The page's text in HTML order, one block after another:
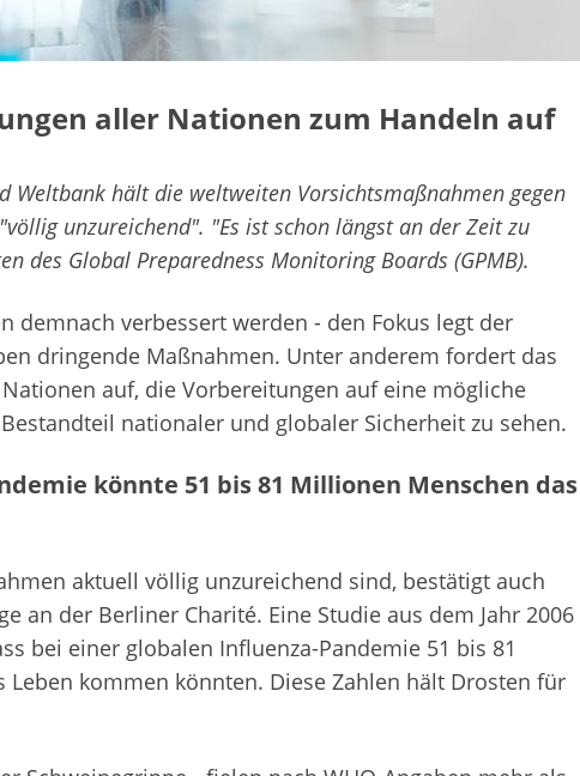
aller Nationen zum Handeln auf
Weltbank hält die weltweiten Vorsichtsmaßnahmen gegen
unzureichend". "Es ist schon längst an der Zeit zu
des Global Preparedness Monitoring Boards (GPMB).
demnach verbessert werden - den Fokus legt der
dringende Maßnahmen. Unter anderem fordert das
auf, die Vorbereitungen auf eine mögliche
nationaler und globaler Sicherheit zu sehen.
könnte 51 bis 81 Millionen Menschen das
aktuell völlig unzureichend sind, bestätigt auch
an der Berliner Charité. Eine Studie aus dem Jahr 2006
bei einer globalen Influenza-Pandemie 51 bis 81
kommen könnten. Diese Zahlen hält Drosten für